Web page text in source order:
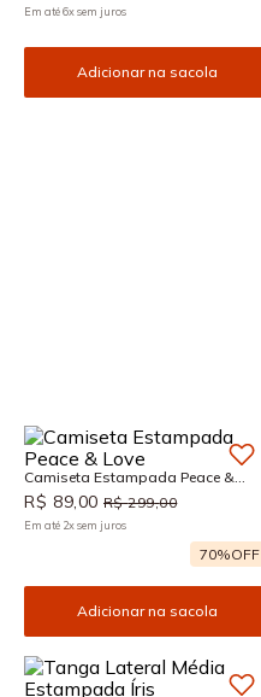
Em até6xsem juros
Adicionar na sacola
Camiseta Estampada Peace &
Love
R$ 89,00 R$ 299,00
Em até 2xsem juros
70%OFF
Adicionar na sacola